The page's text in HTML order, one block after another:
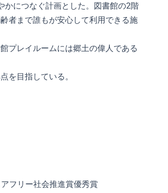
かにつなぐ計画とした。図書館の2階
者まで誰もが安心して利用できる施
プレイルームには郷土の偉人である
を目指している。
フリー社会推進賞優秀賞